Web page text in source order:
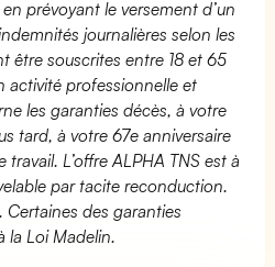
prévoyant le versement d’un
journalières selon les
être souscrites entre 18 et 65
activité professionnelle et
les garanties décès, à votre
tard, à votre 67e anniversaire
L’offre ALPHA TNS est à
par tacite reconduction.
Certaines des garanties
la Loi Madelin.